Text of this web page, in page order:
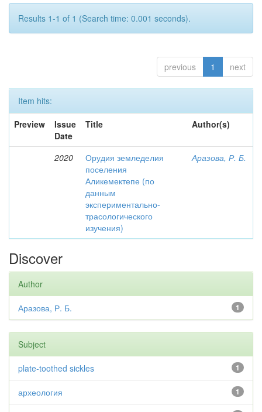
Results 1-1 of 1 (Search time: 0.001 seconds).
previous 1 next
Item hits:
Preview
Issue
Date
Title Author(s)
2020
Орудия земледелия
поселения
Аликемектепе (по
данным
экспериментально-
трасологического
изучения)
Аразова, Р. Б.
Discover
Author
1
Аразова, Р. Б.
Subject
1
plate-toothed sickles
1
археология